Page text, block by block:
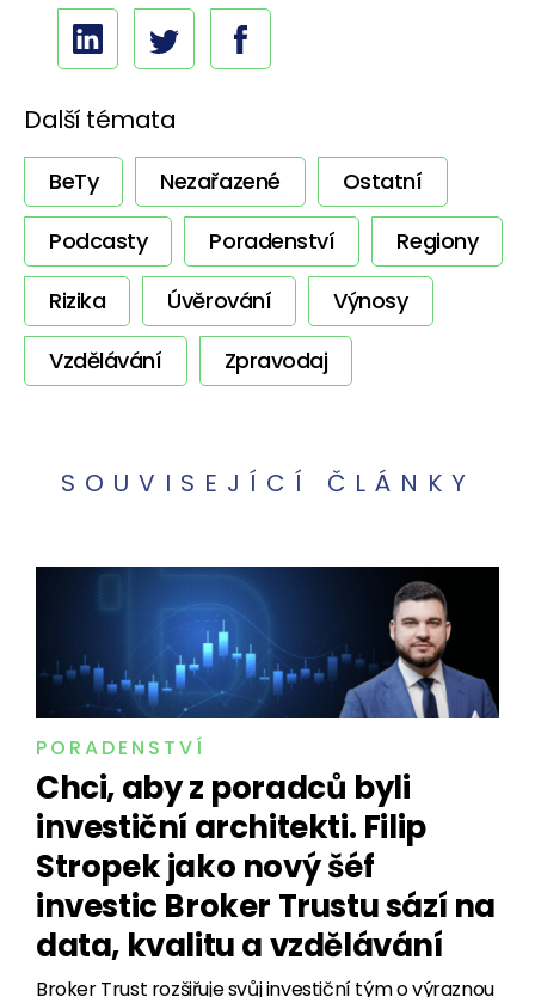
Další témata
BeTy Nezařazené
Ostatní
Podcasty
Poradenství
Regiony
Rizika
Úvěrování
Výnosy
Vzdělávání
Zpravodaj
SOUVISEJÍCÍ ČLÁNKY
PORADENSTVÍ
Chci, aby z poradců byli
investiční architekti. Filip
Stropek jako nový šéf
investic Broker Trustu sází na
data, kvalitu a vzdělávání
Broker Trust rozšiřuje svůj investiční tým o výraznou